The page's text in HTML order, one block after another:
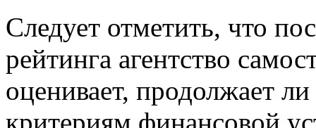
Следует отметить, что
рейтинга агентство
оценивает, продолжает
критериям финансовой